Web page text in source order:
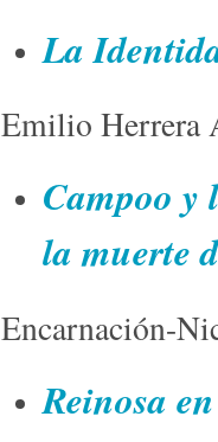
La
Emilio Herrera
Campoo
la muerte
Encarnación-
Reinosa